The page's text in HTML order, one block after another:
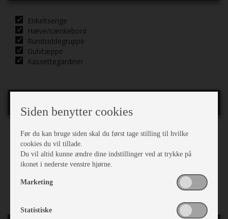
Enkeltsenge
Hæve/sænkebord
Rundsiddegruppe
Gulvtæppe
Kassettegardiner
Alufælge
Støddæmpere
Stabilisator
Stor tagluge
Serviceklap
Siden benytter cookies
Før du kan bruge siden skal du først tage stilling til hvilke
cookies du vil tillade.
Du vil altid kunne ændre dine indstillinger ved at trykke på
ikonet i nederste venstre hjørne.
Marketing
Statistiske